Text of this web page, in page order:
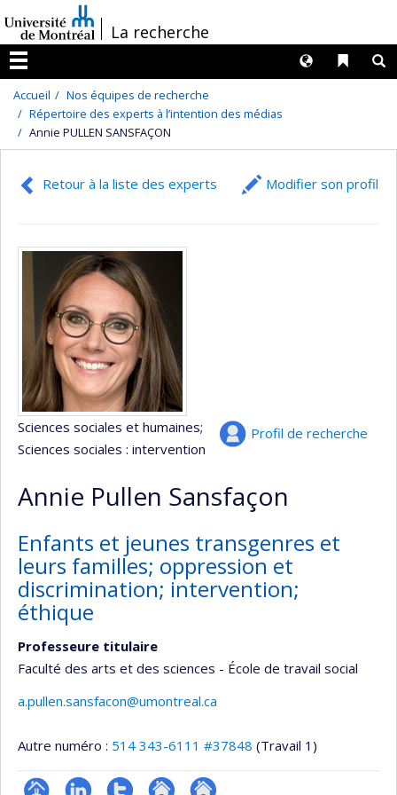
au
contenu
/La recherche
Menu
Liens
Langues
Accueil
Nos équipes de recherche
Répertoire des experts à l’intention des médias
Annie PULLEN SANSFAÇON
Retour à la liste des experts Modifier son profil
Profil de recherche
Sciences sociales et humaines;
Sciences sociales : intervention
Annie Pullen Sansfaçon
Enfants et jeunes transgenres et
leurs familles; oppression et
discrimination; intervention;
éthique
Professeure titulaire
Faculté des arts et des sciences - École de travail social
a.pullen.sansfacon@umontreal.ca
Autre numéro : 514 343-6111 #37848 (Travail 1)